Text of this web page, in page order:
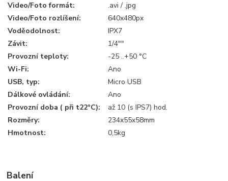
Video/Foto formát:
.avi / .jpg
Video/Foto rozlíšení:
640x480px
Voděodolnost:
IPX7
Závit:
1/4""
Provozní teploty:
-25 ..+50 °C
Wi-Fi:
Ano
USB, typ:
Micro USB
Dálkové ovládání:
Ano
Provozní doba ( při t22°C):
až 10 (s IPS7) hod.
Rozměry:
234x55x58mm
Hmotnost:
0,5kg
Balení